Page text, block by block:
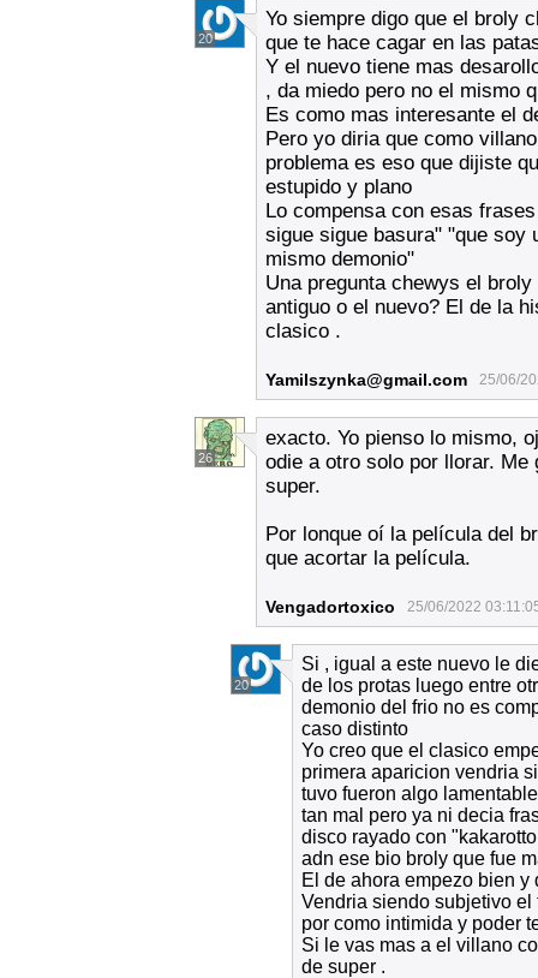
20
Yo siempre digo que el broly
que te hace cagar en las
Y el nuevo tiene mas
, da miedo pero no el mismo
Es como mas interesante el
Pero yo diria que como
problema es eso que dijiste
estupido y plano
Lo compensa con esas
sigue sigue basura" "que soy
mismo demonio"
Una pregunta chewys el
antiguo o el nuevo? El de la
clasico .
Yamilszynka@gmail.com 25/06/
26
exacto. Yo pienso lo mismo,
odie a otro solo por llorar.
super.
Por lonque oí la película del
que acortar la película.
Vengadortoxico 25/06/2022
20
Si , igual a este nuevo le
de los protas luego entre
demonio del frio no es
caso distinto
Yo creo que el clasico
primera aparicion vendria
tuvo fueron algo
tan mal pero ya ni decia
disco rayado con
adn ese bio broly que fue
El de ahora empezo bien
Vendria siendo subjetivo
por como intimida y poder
Si le vas mas a el villano
de super .